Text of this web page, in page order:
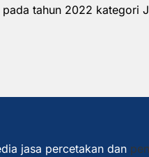
tahun 2022
jasa percetakan dan